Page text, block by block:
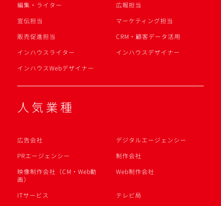
編集・ライター
広報担当
宣伝担当
マーケティング担当
販売促進担当
CRM・顧客データ活用
インハウスライター
インハウスデザイナー
インハウスWebデザイナー
人気業種
広告会社
デジタルエージェンシー
PRエージェンシー
制作会社
映像制作会社（CM・Web動
画）
Web制作会社
ITサービス
テレビ局